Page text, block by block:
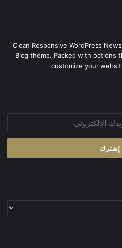
Clean Responsive WordPress
Blog theme. Packed with options
customize your